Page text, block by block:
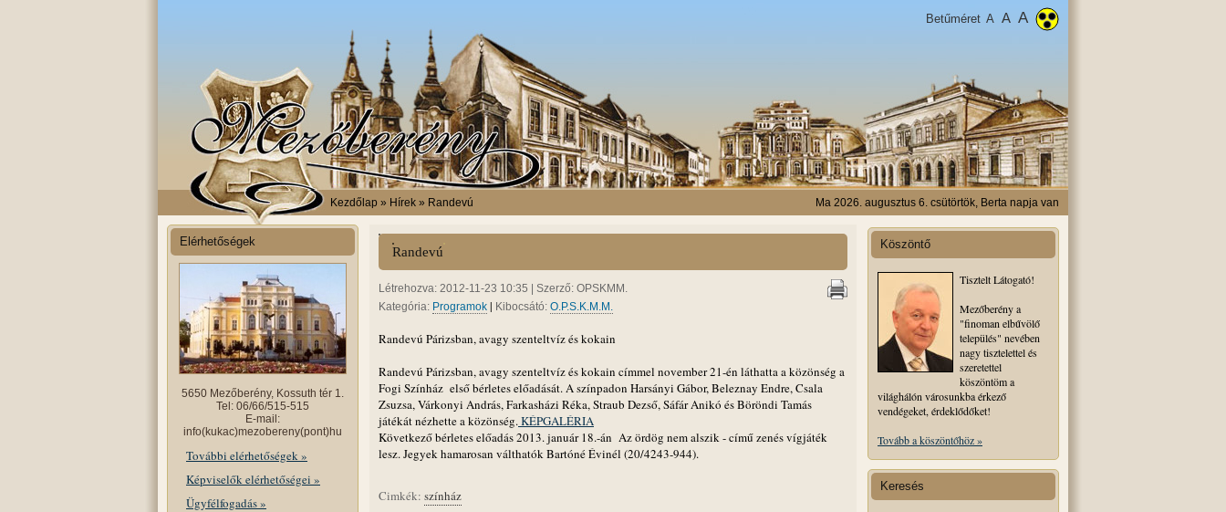
Betűméret A A A
Kezdőlap » Hírek » Randevú Ma 2026. augusztus 6. csütörtök, Berta napja van
Elérhetőségek
5650 Mezőberény, Kossuth tér 1.
Tel: 06/66/515-515
E-mail:
info(kukac)mezobereny(pont)hu
További elérhetőségek »
Képviselők elérhetőségei »
Ügyfélfogadás »
Randevú
Létrehozva: 2012-11-23 10:35 | Szerző: OPSKMM.
Kategória: Programok | Kibocsátó: O.P.S.K.M.M.
Randevú Párizsban, avagy szenteltvíz és kokain
Randevú Párizsban, avagy szenteltvíz és kokain címmel november 21-én láthatta a közönség a
Fogi Színház első bérletes előadását. A színpadon Harsányi Gábor, Beleznay Endre, Csala
Zsuzsa, Várkonyi András, Farkasházi Réka, Straub Dezső, Sáfár Anikó és Böröndi Tamás
játékát nézhette a közönség.KÉPGALÉRIA
Következő bérletes előadás 2013. január 18.-án Az ördög nem alszik - című zenés vígjáték
lesz. Jegyek hamarosan válthatók Bartóné Évinél (20/4243-944).
Cimkék: színház
Köszöntő
Tisztelt Látogató!
Mezőberény a
"finoman elbűvölő
település" nevében
nagy tisztelettel és
szeretettel
köszöntöm a
világhálón városunkba érkező
vendégeket, érdeklődőket!
Tovább a köszöntőhöz »
Keresés